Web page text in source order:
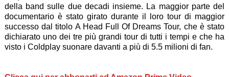
della band sulle due decadi insieme. La maggior parte del
documentario è stato girato durante il loro tour di maggior
successo dal titolo A Head Full Of Dreams Tour, che è stato
dichiarato uno dei tre più grandi tour di tutti i tempi e che ha
visto i Coldplay suonare davanti a più di 5.5 milioni di fan.